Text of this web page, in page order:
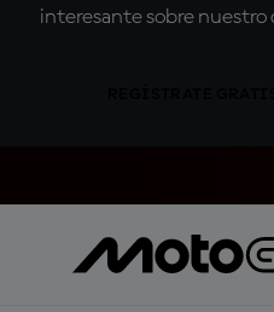
interesante sobre nuestro